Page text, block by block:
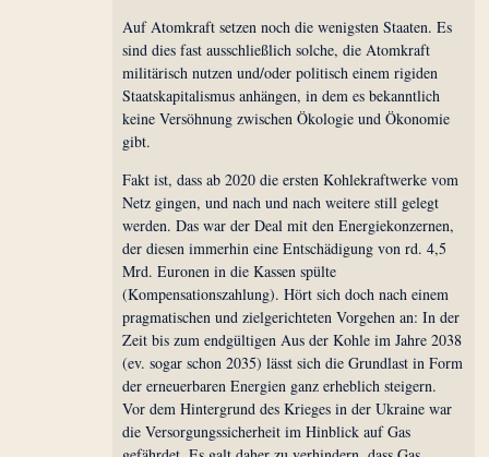
Auf Atomkraft setzen noch die wenigsten Staaten. Es
sind dies fast ausschließlich solche, die Atomkraft
militärisch nutzen und/oder politisch einem rigiden
Staatskapitalismus anhängen, in dem es bekanntlich
keine Versöhnung zwischen Ökologie und Ökonomie
gibt.
Fakt ist, dass ab 2020 die ersten Kohlekraftwerke vom
Netz gingen, und nach und nach weitere still gelegt
werden. Das war der Deal mit den Energiekonzernen,
der diesen immerhin eine Entschädigung von rd. 4,5
Mrd. Euronen in die Kassen spülte
(Kompensationszahlung). Hört sich doch nach einem
pragmatischen und zielgerichteten Vorgehen an: In der
Zeit bis zum endgültigen Aus der Kohle im Jahre 2038
(ev. sogar schon 2035) lässt sich die Grundlast in Form
der erneuerbaren Energien ganz erheblich steigern.
Vor dem Hintergrund des Krieges in der Ukraine war
die Versorgungssicherheit im Hinblick auf Gas